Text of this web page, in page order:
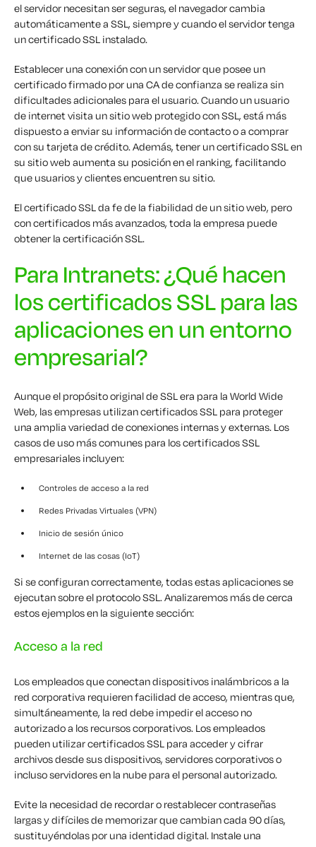
el servidor necesitan ser seguras, el navegador cambia
automáticamente a SSL, siempre y cuando el servidor tenga
un certificado SSL instalado.
Establecer una conexión con un servidor que posee un
certificado firmado por una CA de confianza se realiza sin
dificultades adicionales para el usuario. Cuando un usuario
de internet visita un sitio web protegido con SSL, está más
dispuesto a enviar su información de contacto o a comprar
con su tarjeta de crédito. Además, tener un certificado SSL en
su sitio web aumenta su posición en el ranking, facilitando
que usuarios y clientes encuentren su sitio.
El certificado SSL da fe de la fiabilidad de un sitio web, pero
con certificados más avanzados, toda la empresa puede
obtener la certificación SSL.
Para Intranets: ¿Qué hacen
los certificados SSL para las
aplicaciones en un entorno
empresarial?
Aunque el propósito original de SSL era para la World Wide
Web, las empresas utilizan certificados SSL para proteger
una amplia variedad de conexiones internas y externas. Los
casos de uso más comunes para los certificados SSL
empresariales incluyen:
Controles de acceso a la red
Redes Privadas Virtuales (VPN)
Inicio de sesión único
Internet de las cosas (IoT)
Si se configuran correctamente, todas estas aplicaciones se
ejecutan sobre el protocolo SSL. Analizaremos más de cerca
estos ejemplos en la siguiente sección:
Acceso a la red
Los empleados que conectan dispositivos inalámbricos a la
red corporativa requieren facilidad de acceso, mientras que,
simultáneamente, la red debe impedir el acceso no
autorizado a los recursos corporativos. Los empleados
pueden utilizar certificados SSL para acceder y cifrar
archivos desde sus dispositivos, servidores corporativos o
incluso servidores en la nube para el personal autorizado.
Evite la necesidad de recordar o restablecer contraseñas
largas y difíciles de memorizar que cambian cada 90 días,
sustituyéndolas por una identidad digital. Instale una